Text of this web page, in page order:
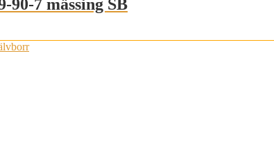
90-7 mässing SB